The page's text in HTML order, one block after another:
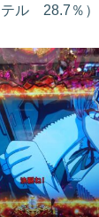
ル 28.7％）